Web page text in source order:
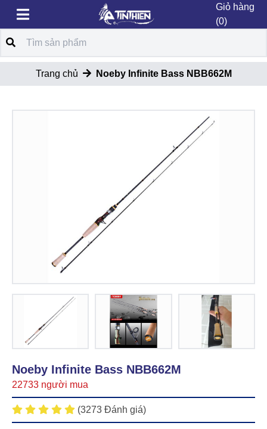
Giỏ hàng
(0)
Trang chủ Noeby Infinite Bass NBB662M
Noeby Infinite Bass NBB662M
22733 người mua
(3273 Đánh giá)